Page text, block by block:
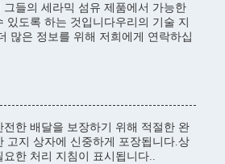
그들의 세라믹 섬유 제품에서 가능한
있도록 하는 것입니다우리의 기술 지
많은 정보를 위해 저희에게 연락하십
한 배달을 보장하기 위해 적절한 완
고지 상자에 신중하게 포장됩니다.상
한 처리 지침이 표시됩니다..